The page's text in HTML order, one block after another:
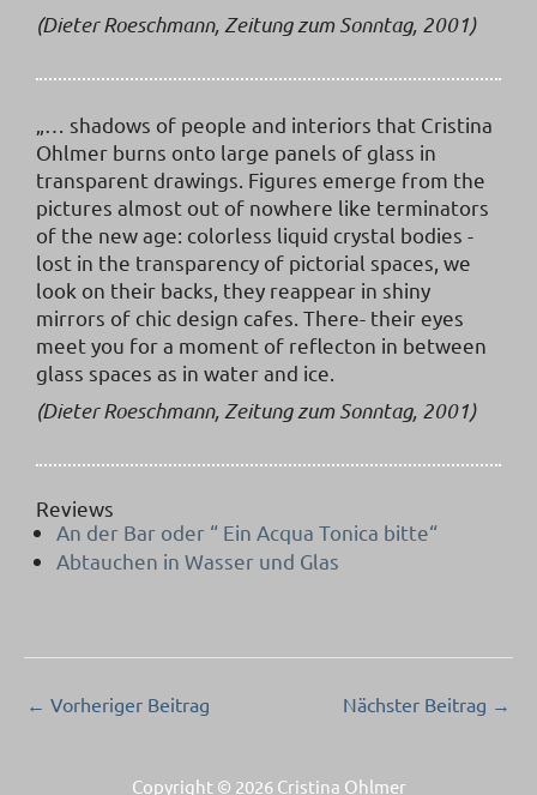
(Dieter Roeschmann, Zeitung zum Sonntag, 2001)
„… shadows of people and interiors that Cristina
Ohlmer burns onto large panels of glass in
transparent drawings. Figures emerge from the
pictures almost out of nowhere like terminators
of the new age: colorless liquid crystal bodies -
lost in the transparency of pictorial spaces, we
look on their backs, they reappear in shiny
mirrors of chic design cafes. There- their eyes
meet you for a moment of reflecton in between
glass spaces as in water and ice.
(Dieter Roeschmann, Zeitung zum Sonntag, 2001)
Reviews
An der Bar oder “ Ein Acqua Tonica bitte“
Abtauchen in Wasser und Glas
← Vorheriger Beitrag Nächster Beitrag →
Copyright © 2026 Cristina Ohlmer